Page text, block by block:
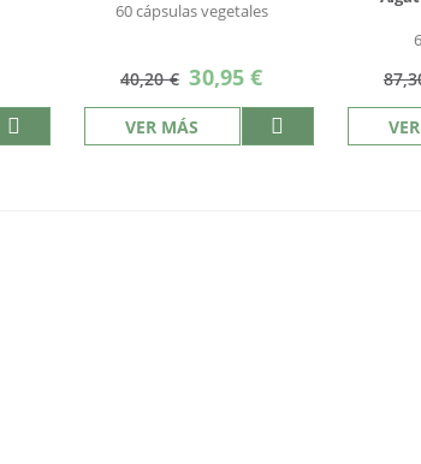
60 cápsulas vegetales
40,20 € Precio
especial
30,95 €
VER MÁS